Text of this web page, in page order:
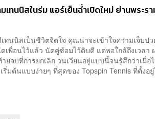
เทนนิสในร่ม แอร์เย็นฉ่ำเปิดใหม่ ย่านพระร
ทนนิสเป็นชีวิตจิตใจ คุณน่าจะเข้าใจความเจ็บปว
เพื่อนไว้แล้ว นัดคู่ซ้อมไว้ดิบดี แต่พอใกล้ถึงเวลา
ยจบที่การยกเลิก วนเวียนอยู่แบบนี้จนรู้สึกว่าเมื่อ
ต้นแบบง่ายๆ ที่สุดของ Topspin Tennis ที่ตั้งอ